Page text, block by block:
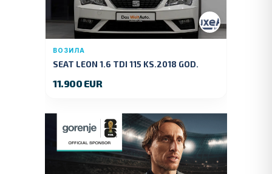
ВОЗИЛА
SEAT LEON 1.6 TDI 115 KS.2018 GOD.
11.900 EUR